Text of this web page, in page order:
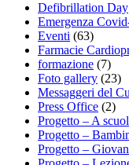
Defibrillation Day
Emergenza
Eventi (63)
Farmacie
formazione (7)
Foto gallery (23)
Messaggeri del
Press Office (2)
Progetto – A
Progetto –
Progetto –